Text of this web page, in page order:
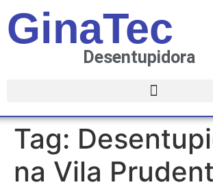
GinaTec
Desentupidora
Tag:
na Vila